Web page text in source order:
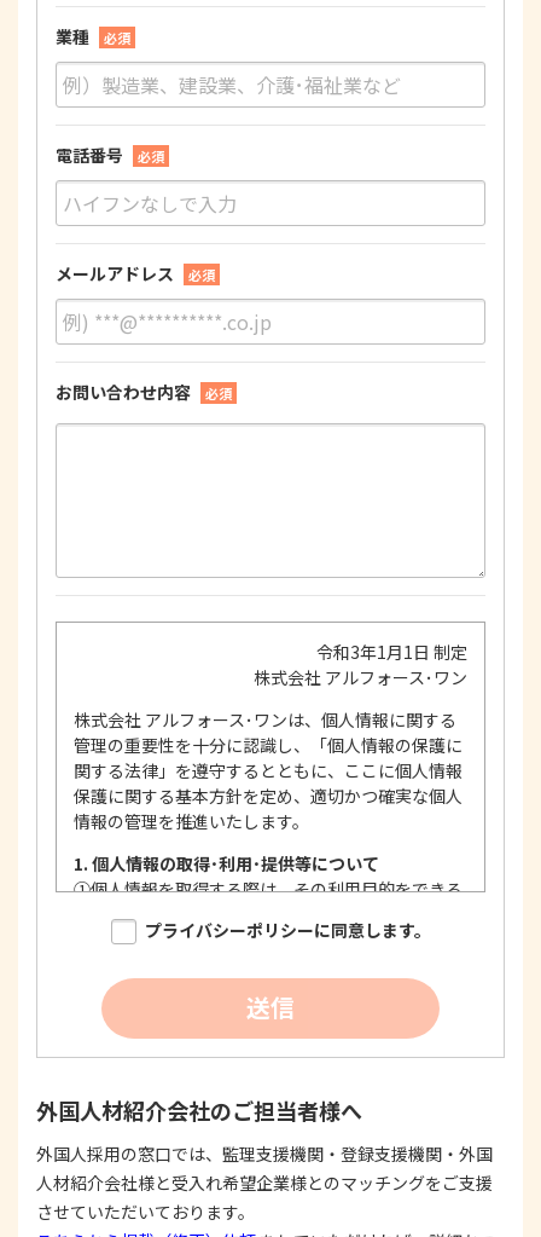
業種 必須
電話番号 必須
メールアドレス 必須
お問い合わせ内容 必須
令和3年1月1日 制定
株式会社 アルフォース･ワン
株式会社 アルフォース･ワンは、個人情報に関する
管理の重要性を十分に認識し、「個人情報の保護に
関する法律」を遵守するとともに、ここに個人情報
保護に関する基本方針を定め、適切かつ確実な個人
情報の管理を推進いたします。
1. 個人情報の取得･利用･提供等について
①個人情報を取得する際は、その利用目的をできる
限り明確に特定し、その目的達成に必要な限度に
おいて適法かつ公正な手段を用い、同意を得て取
個人情報を利用する際は、本人に明示、通知、ま
たは公表した利用目的の範囲内に限定し、それに
反する目的外利用を行なわないための措置を講じ
する際は、本人が同意を与えた利用目的の範囲内
で、適法にこれを行います。
2. 安全対策の実施について
個人情報の正確性およびその利用の安全性を確保す
プライバシーポリシーに同意します。
送信
外国人材紹介会社のご担当者様へ
外国人採用の窓口では、監理支援機関・登録支援機関・外国
人材紹介会社様と受入れ希望企業様とのマッチングをご支援
させていただいております。